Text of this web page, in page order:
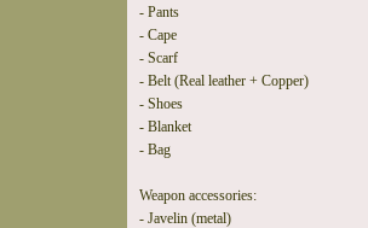
- Pants
- Cape
- Scarf
- Belt (Real leather + Copper)
- Shoes
- Blanket
- Bag
Weapon accessories:
- Javelin (metal)